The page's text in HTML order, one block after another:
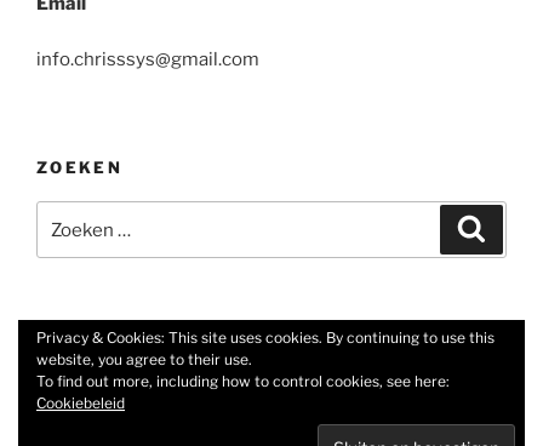
info.chrisssys@gmail.com
ZOEKEN
naar:
Facebook
E-
mail
Met trots aangedreven door WordPress
Privacy & Cookies: This site uses cookies. By continuing to use this
website, you agree to their use.
To find out more, including how to control cookies, see here:
Cookiebeleid